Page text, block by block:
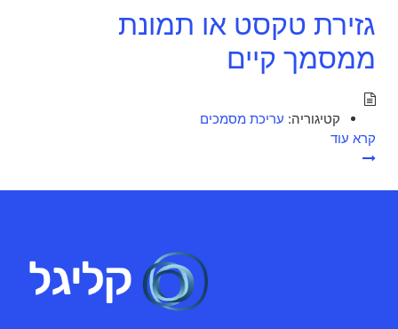
גזירת טקסט או תמונת
ממסמך קיים
קטיגוריה: עריכת מסמכים
קרא עוד